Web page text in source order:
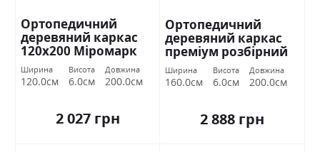
Ортопедичний
деревяний каркас
120х200 Міромарк
Ширина
120.0см
Висота
6.0см
Довжина
200.0см
2 027 грн
Ортопедичний
деревяний каркас
преміум розбірний
160х200 Міромарк
Ширина
160.0см
Висота
6.0см
Довжина
200.0см
2 888 грн